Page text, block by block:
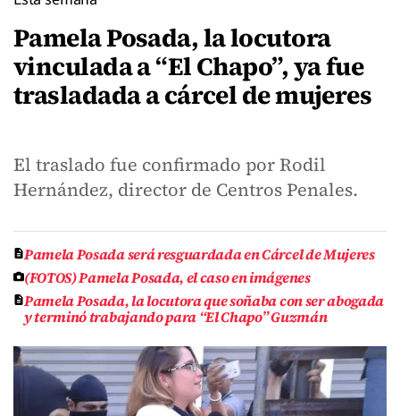
Pamela Posada, la locutora
vinculada a “El Chapo”, ya fue
trasladada a cárcel de mujeres
El traslado fue confirmado por Rodil
Hernández, director de Centros Penales.
Pamela Posada será resguardada en Cárcel de Mujeres
(FOTOS) Pamela Posada, el caso en imágenes
Pamela Posada, la locutora que soñaba con ser abogada
y terminó trabajando para “El Chapo” Guzmán